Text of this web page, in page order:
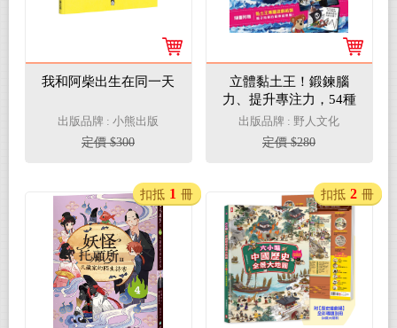
我和阿柴出生在同一天
出版品牌 : 小熊出版
定價 $300
立體黏土王！鍛鍊腦
力、提升專注力，54種
創意黏土遊戲
出版品牌 : 野人文化
定價 $280
扣抵 1 冊 扣抵 2 冊